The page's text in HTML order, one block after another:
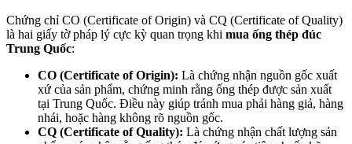
Chứng chỉ CO (Certificate of Origin) và CQ (Certificate of Quality)
là hai giấy tờ pháp lý cực kỳ quan trọng khi mua ống thép đúc
Trung Quốc:
CO (Certificate of Origin): Là chứng nhận nguồn gốc xuất
xứ của sản phẩm, chứng minh rằng ống thép được sản xuất
tại Trung Quốc. Điều này giúp tránh mua phải hàng giả, hàng
nhái, hoặc hàng không rõ nguồn gốc.
CQ (Certificate of Quality): Là chứng nhận chất lượng sản